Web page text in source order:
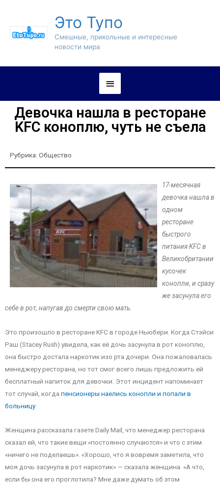
Это Тупо
Смешные, прикольные и интересные
новости мира
Девочка нашла в ресторане
KFC коноплю, чуть не съела
Рубрика: Общество
17-месячная
девочка нашла в
одном
ресторане
быстрого
питания KFC в
Великобритании
кусочек
конопли, и сразу
же засунула его
себе в рот, напугав до смерти свою мать.
Это произошло в ресторане KFC в городе Ньюбери. Когда Стэйси
Раш (Stacey Rush) увидела, как её дочь засунула в рот коноплю,
она быстро достала наркотик изо рта дочери. Она пожаловалась
менеджеру ресторана, но тот смог всего лишь предложить ей
бесплатный напиток для девочки. Этот инцидент напоминает
тот случай, когда пенсионеры наелись конопли и попали в
больницу.
Женщина рассказала газете Daily Mail, что менеджер ресторана
сказал ей, что такие вещи «постоянно случаются» и что с этим
«ничего не поделаешь». «Хорошо, что я вовремя заметила, что
моя дочь засунула в рот наркотик» — сказала женщина. «А что,
если бы она его проглотила? Мне даже думать об этом